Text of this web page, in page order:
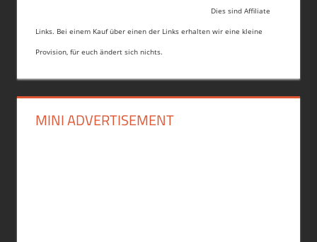
Dies sind Affiliate
Links. Bei einem Kauf über einen der Links erhalten wir eine kleine
Provision, für euch ändert sich nichts.
MINI ADVERTISEMENT